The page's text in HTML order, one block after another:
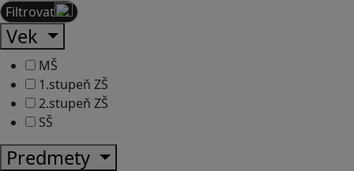
Filtrovať
Vek
MŠ
1.stupeň ZŠ
2.stupeň ZŠ
SŠ
Predmety